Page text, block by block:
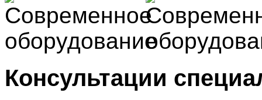
Консультации